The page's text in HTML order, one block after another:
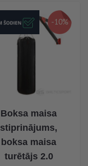
-10%
Boksa maisa
stiprinājums,
boksa maisa
turētājs 2.0